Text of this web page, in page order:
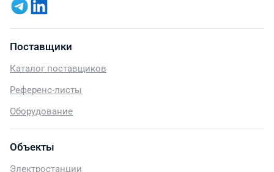
Поставщики
Каталог поставщиков
Референс-листы
Оборудование
Объекты
Электростанции